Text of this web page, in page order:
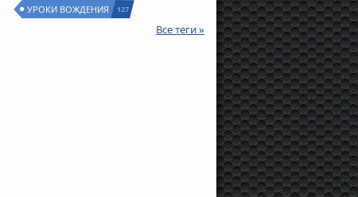
УРОКИ ВОЖДЕНИЯ 127
Все теги »